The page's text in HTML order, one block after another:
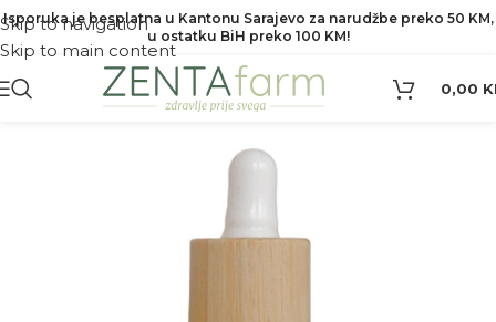
Skip to navigation
Skip to main content
Isporuka je besplatna u Kantonu Sarajevo za narudžbe preko 50 KM,
u ostatku BiH preko 100 KM!
0,00